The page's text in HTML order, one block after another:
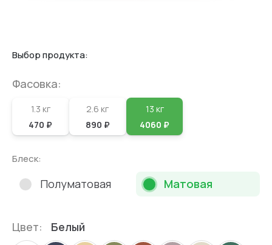
Выбор продукта:
Фасовка:
1.3 кг
470 ₽
2.6 кг
890 ₽
13 кг
4060 ₽
Блеск:
Полуматовая Матовая
Цвет: Белый